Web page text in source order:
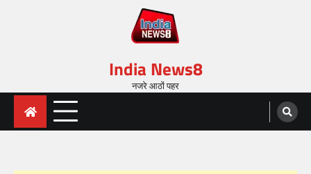
India News8
नजरे आठों पहर